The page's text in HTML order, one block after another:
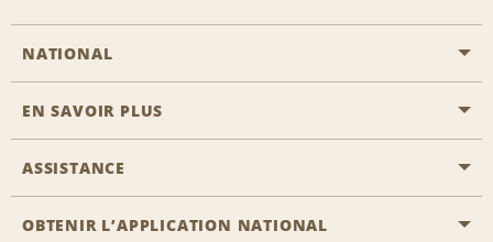
NATIONAL
Passer une réservation
Solutions pour les professionnels
EN SAVOIR PLUS
Carrière
ASSISTANCE
Accessibilité
OBTENIR L’APPLICATION NATIONAL